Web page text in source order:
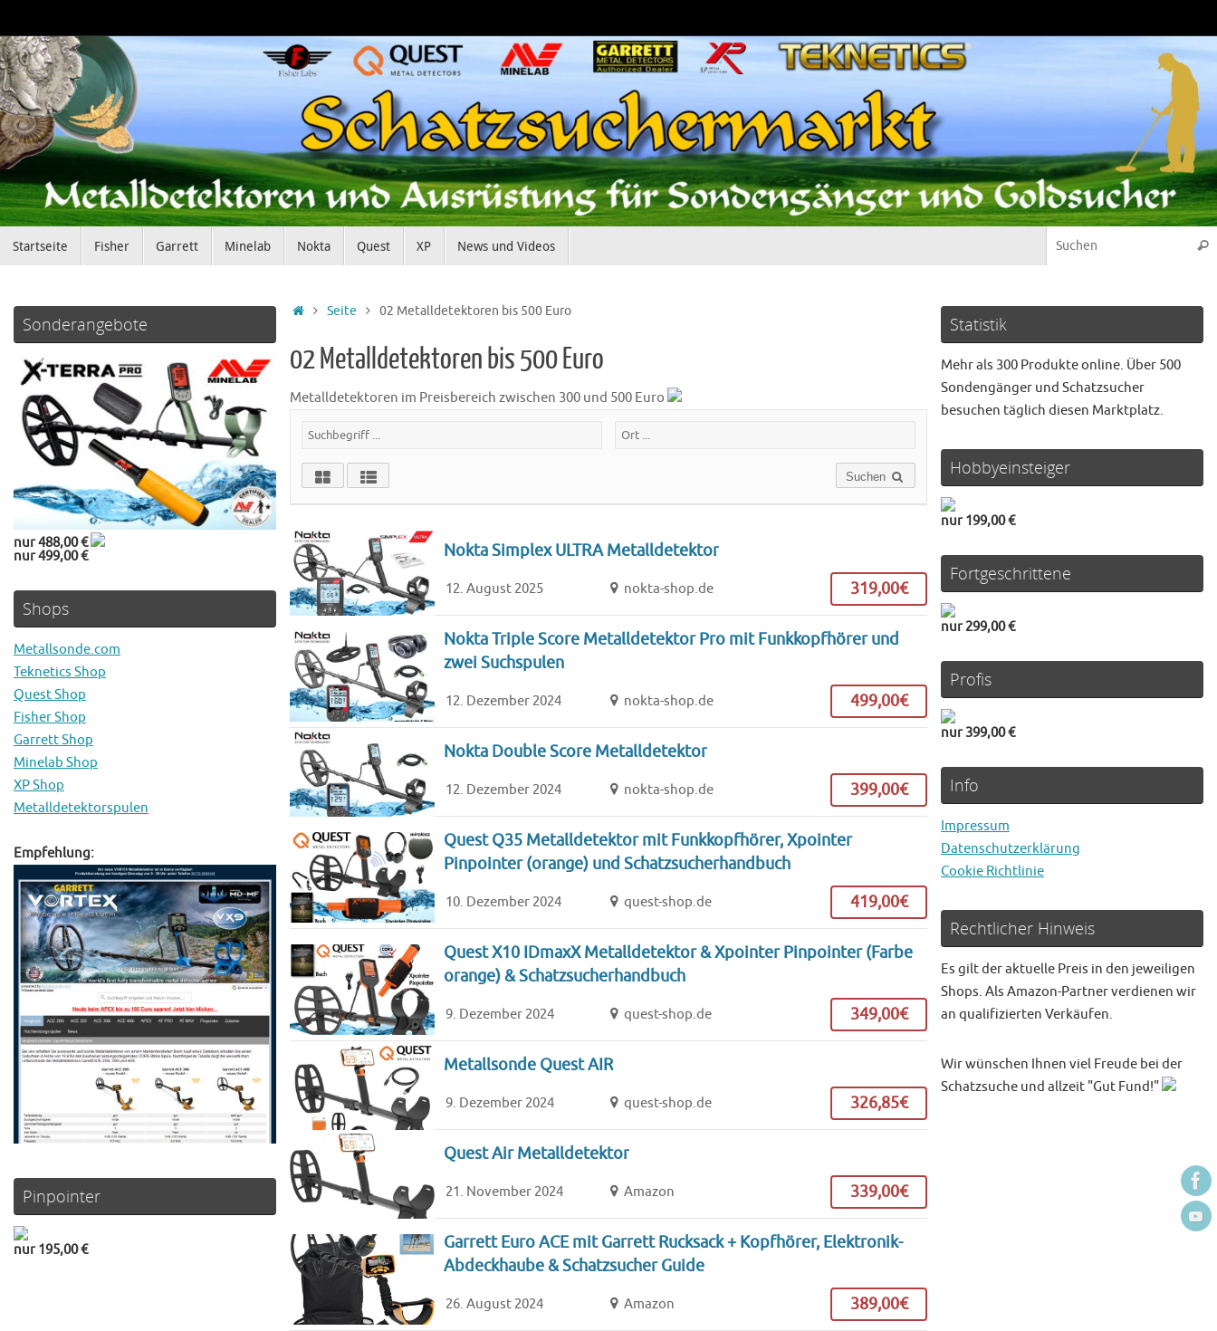
Inhalt
springen
Inhalt
Startseite Fisher Garrett Minelab Nokta Quest XP News und Videos
Startseite
Seite 02 Metalldetektoren bis 500 Euro
02 Metalldetektoren bis 500 Euro
Metalldetektoren im Preisbereich zwischen 300 und 500 Euro
Suchen
Nokta Simplex ULTRA Metalldetektor
12. August 2025 nokta-shop.de 319,00€
Nokta Triple Score Metalldetektor Pro mit Funkkopfhörer und
zwei Suchspulen
12. Dezember 2024 nokta-shop.de 499,00€
Nokta Double Score Metalldetektor
12. Dezember 2024 nokta-shop.de 399,00€
Quest Q35 Metalldetektor mit Funkkopfhörer, Xpointer
Pinpointer (orange) und Schatzsucherhandbuch
10. Dezember 2024 quest-shop.de 419,00€
Quest X10 IDmaxX Metalldetektor & Xpointer Pinpointer (Farbe
orange) & Schatzsucherhandbuch
9. Dezember 2024 quest-shop.de 349,00€
Metallsonde Quest AIR
9. Dezember 2024 quest-shop.de 326,85€
Quest Air Metalldetektor
21. November 2024 Amazon 339,00€
Garrett Euro ACE mit Garrett Rucksack + Kopfhörer, Elektronik-
Abdeckhaube & Schatzsucher Guide
26. August 2024 Amazon 389,00€
Sonderangebote
nur 488,00 €
nur 499,00 €
Shops
Metallsonde.com
Teknetics Shop
Quest Shop
Fisher Shop
Garrett Shop
Minelab Shop
XP Shop
Metalldetektorspulen
Empfehlung:
Pinpointer
nur 195,00 €
Statistik
Mehr als 300 Produkte online. Über 500
Sondengänger und Schatzsucher
besuchen täglich diesen Marktplatz.
Hobbyeinsteiger
nur 199,00 €
Fortgeschrittene
nur 299,00 €
Profis
nur 399,00 €
Info
Impressum
Datenschutzerklärung
Cookie Richtlinie
Rechtlicher Hinweis
Es gilt der aktuelle Preis in den jeweiligen
Shops. Als Amazon-Partner verdienen wir
an qualifizierten Verkäufen.
Wir wünschen Ihnen viel Freude bei der
Schatzsuche und allzeit "Gut Fund!"